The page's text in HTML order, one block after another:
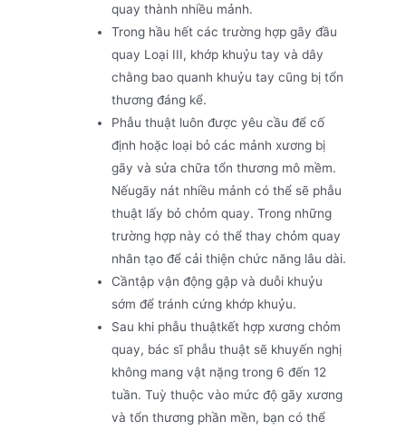
quay thành nhiều mảnh.
Trong hầu hết các trường hợp gãy đầu
quay Loại III, khớp khuỷu tay và dây
chằng bao quanh khuỷu tay cũng bị tổn
thương đáng kể.
Phẫu thuật luôn được yêu cầu để cố
định hoặc loại bỏ các mảnh xương bị
gãy và sửa chữa tổn thương mô mềm.
Nếugãy nát nhiều mảnh có thể sẽ phẫu
thuật lấy bỏ chỏm quay. Trong những
trường hợp này có thể thay chỏm quay
nhân tạo để cải thiện chức năng lâu dài.
Cầntập vận động gập và duỗi khuỷu
sớm để tránh cứng khớp khuỷu.
Sau khi phẫu thuậtkết hợp xương chỏm
quay, bác sĩ phẫu thuật sẽ khuyến nghị
không mang vật nặng trong 6 đến 12
tuần. Tuỳ thuộc vào mức độ gãy xương
và tổn thương phần mền, bạn có thể